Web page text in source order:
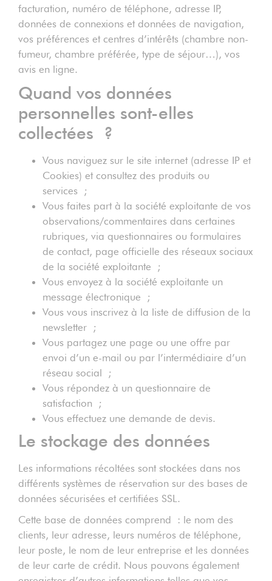
facturation, numéro de téléphone, adresse IP,
données de connexions et données de navigation,
vos préférences et centres d’intérêts (chambre non-
fumeur, chambre préférée, type de séjour…), vos
avis en ligne.
Quand vos données
personnelles sont-elles
collectées ?
Vous naviguez sur le site internet (adresse IP et
Cookies) et consultez des produits ou
services ;
Vous faites part à la société exploitante de vos
observations/commentaires dans certaines
rubriques, via questionnaires ou formulaires
de contact, page officielle des réseaux sociaux
de la société exploitante ;
Vous envoyez à la société exploitante un
message électronique ;
Vous vous inscrivez à la liste de diffusion de la
newsletter ;
Vous partagez une page ou une offre par
envoi d’un e-mail ou par l’intermédiaire d’un
réseau social ;
Vous répondez à un questionnaire de
satisfaction ;
Vous effectuez une demande de devis.
Le stockage des données
Les informations récoltées sont stockées dans nos
différents systèmes de réservation sur des bases de
données sécurisées et certifiées SSL.
Cette base de données comprend : le nom des
clients, leur adresse, leurs numéros de téléphone,
leur poste, le nom de leur entreprise et les données
de leur carte de crédit. Nous pouvons également